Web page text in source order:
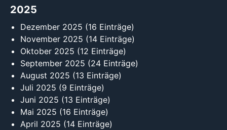
2025
Dezember 2025 (16 Einträge)
November 2025 (14 Einträge)
Oktober 2025 (12 Einträge)
September 2025 (24 Einträge)
August 2025 (13 Einträge)
Juli 2025 (9 Einträge)
Juni 2025 (13 Einträge)
Mai 2025 (16 Einträge)
April 2025 (14 Einträge)